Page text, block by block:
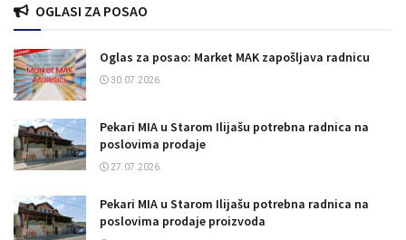
OGLASI ZA POSAO
Oglas za posao: Market MAK zapošljava radnicu
30.07.2026.
Pekari MIA u Starom Ilijašu potrebna radnica na
poslovima prodaje
27.07.2026.
Pekari MIA u Starom Ilijašu potrebna radnica na
poslovima prodaje proizvoda